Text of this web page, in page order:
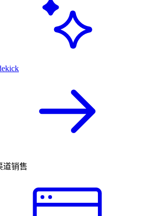
道销售